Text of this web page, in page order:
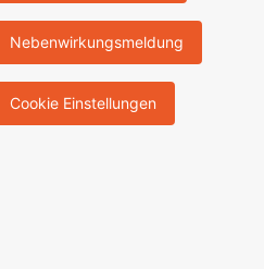
Nebenwirkungsmeldung
Cookie Einstellungen